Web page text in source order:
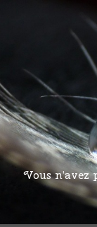
Vous n’avez